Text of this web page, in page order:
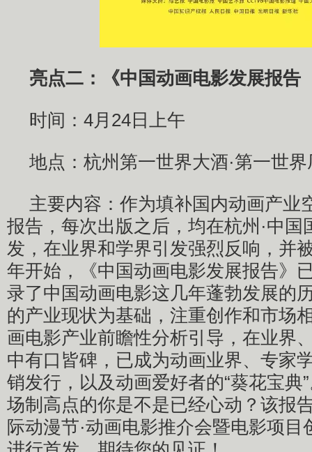
亮点二：《中国动画电影发展报告
时间：4月24日上午
地点：杭州第一世界大酒·第一世界
主要内容：作为填补国内动画产业
报告，每次出版之后，均在杭州·中国
发，在业界和学界引发强烈反响，并
年开始，《中国动画电影发展报告》
录了中国动画电影这几年蓬勃发展的
的产业现状为基础，注重创作和市场
画电影产业前瞻性分析引导，在业界
中有口皆碑，已成为动画业界、专家
销发行，以及动画爱好者的“葵花宝典
场制高点的你是不是已经心动？该报
际动漫节·动画电影推介会暨电影项